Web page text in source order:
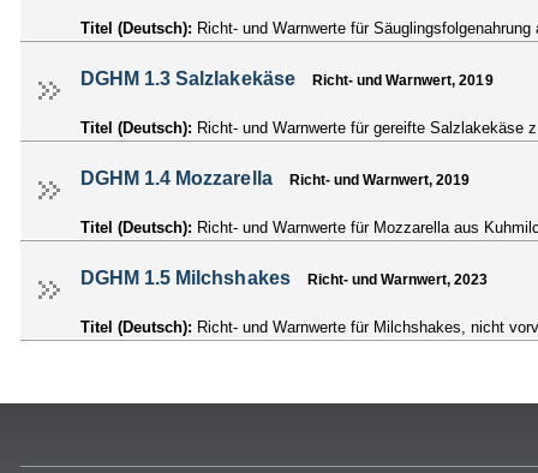
Titel (Deutsch): Richt- und Warnwerte für
DGHM 1.3 Salzlakekäse Richt- und Warnwert, 2019
Titel (Deutsch): Richt- und Warnwerte für gereifte Salzlakekäse
DGHM 1.4 Mozzarella Richt- und Warnwert, 2019
Titel (Deutsch): Richt- und Warnwerte für Mozzarella aus
DGHM 1.5 Milchshakes Richt- und Warnwert, 2023
Titel (Deutsch): Richt- und Warnwerte für Milchshakes, nicht